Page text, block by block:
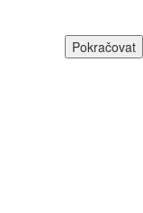
Pokračovat